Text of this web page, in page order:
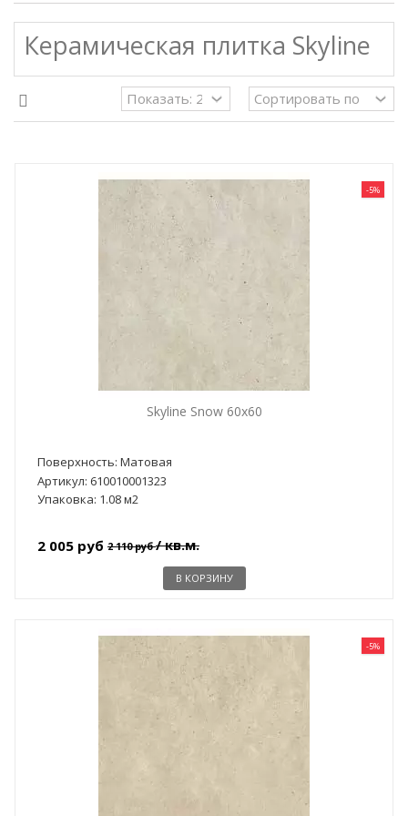
Керамическая плитка Skyline
-5%
Skyline Snow 60x60
Поверхность: Матовая
Артикул: 610010001323
Упаковка: 1.08 м2
2 005 руб 2 110 руб/ кв.м.
В КОРЗИНУ
-5%